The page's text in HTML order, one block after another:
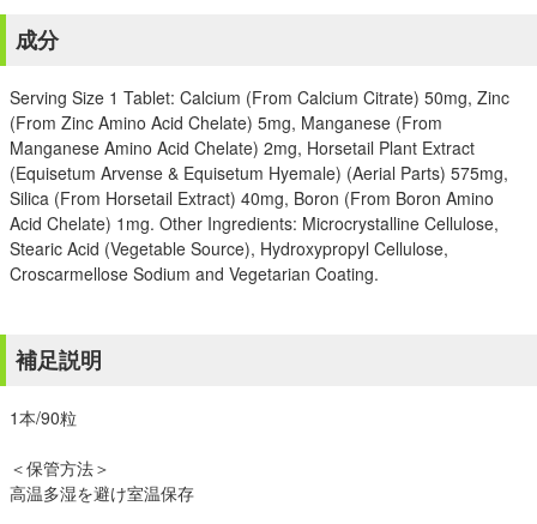
成分
Serving Size 1 Tablet: Calcium (From Calcium Citrate) 50mg, Zinc
(From Zinc Amino Acid Chelate) 5mg, Manganese (From
Manganese Amino Acid Chelate) 2mg, Horsetail Plant Extract
(Equisetum Arvense & Equisetum Hyemale) (Aerial Parts) 575mg,
Silica (From Horsetail Extract) 40mg, Boron (From Boron Amino
Acid Chelate) 1mg. Other Ingredients: Microcrystalline Cellulose,
Stearic Acid (Vegetable Source), Hydroxypropyl Cellulose,
Croscarmellose Sodium and Vegetarian Coating.
補足説明
1本/90粒
＜保管方法＞
高温多湿を避け室温保存